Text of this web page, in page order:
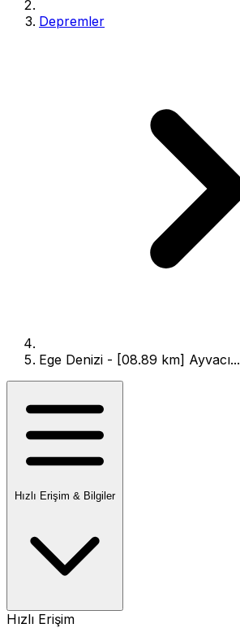
Depremler
Ege Denizi - [08.89 km] Ayvacı...
Hızlı Erişim & Bilgiler
Hızlı Erişim